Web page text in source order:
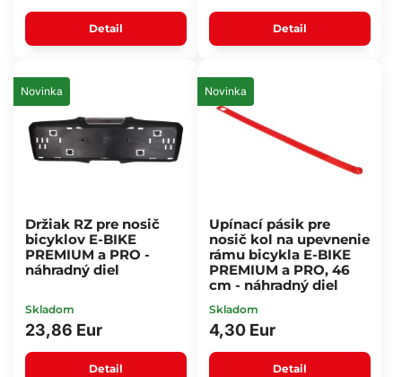
Detail Detail
Novinka
Držiak RZ pre nosič
bicyklov E-BIKE
PREMIUM a PRO -
náhradný diel
Skladom
23,86 Eur
Detail
Novinka
Upínací pásik pre
nosič kol na upevnenie
rámu bicykla E-BIKE
PREMIUM a PRO, 46
cm - náhradný diel
Skladom
4,30 Eur
Detail